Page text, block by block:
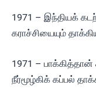
1971 – இந்தியக்
கராச்சியையும்
1971 –
நீர்மூழ்கிக் கப்பல்